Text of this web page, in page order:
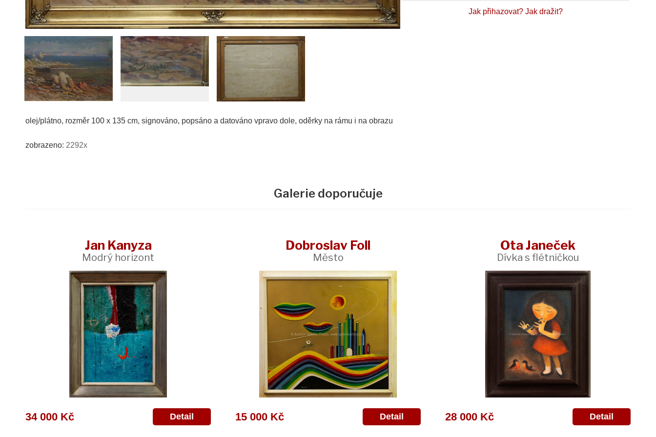
olej/plátno, rozměr 100 x 135 cm, signováno, popsáno a datováno vpravo dole, oděrky na rámu i na obrazu
zobrazeno: 2292x
Jak přihazovat? Jak dražit?
Galerie doporučuje
Jan Kanyza
Modrý horizont
34 000 Kč Detail
Dobroslav Foll
Město
15 000 Kč Detail
Ota Janeček
Dívka s flétničkou
28 000 Kč Detail